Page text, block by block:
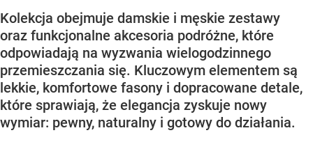
Kolekcja obejmuje damskie i męskie zestawy
oraz funkcjonalne akcesoria podróżne, które
odpowiadają na wyzwania wielogodzinnego
przemieszczania się. Kluczowym elementem są
lekkie, komfortowe fasony i dopracowane detale,
które sprawiają, że elegancja zyskuje nowy
wymiar: pewny, naturalny i gotowy do działania.